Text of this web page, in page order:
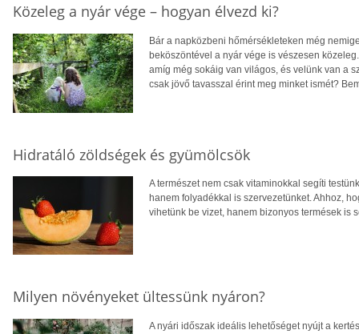
Közeleg a nyár vége – hogyan élvezd ki?
Bár a napközbeni hőmérsékleteken még
beköszöntével a nyár vége is vészesen
amíg még sokáig van világos, és velünk van a
csak jövő tavasszal érint meg minket ismét?
Hidratáló zöldségek és gyümölcsök
A természet nem csak vitaminokkal segíti
hanem folyadékkal is szervezetünket. Ahhoz,
vihetünk be vizet, hanem bizonyos termések is
Milyen növényeket ültessünk nyáron?
A nyári időszak ideális lehetőséget nyújt a